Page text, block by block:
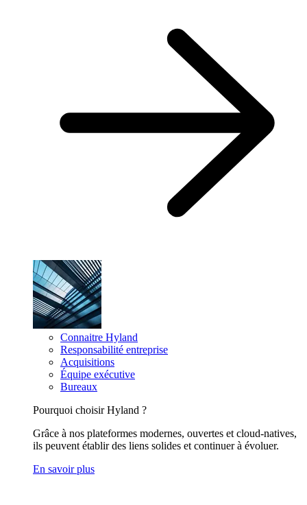
Connaitre Hyland
Responsabilité entreprise
Acquisitions
Équipe exécutive
Bureaux
Pourquoi choisir Hyland ?
Grâce à nos plateformes modernes, ouvertes et cloud-natives,
ils peuvent établir des liens solides et continuer à évoluer.
En savoir plus